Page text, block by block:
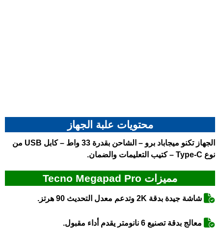
محتويات علبة الجهاز
الجهازتكنو ميجاباد برو
– الشاحن بقدرة 33 واط – كابل USB من
نوع Type-C – كتيب التعليمات والضمان.
مميزات Tecno Megapad Pro
شاشة جيدة بدقة 2K وتدعم معدل التحديث 90 هرتز.
معالج بدقة تصنيع 6 نانومتر يقدم أداء مقبول.